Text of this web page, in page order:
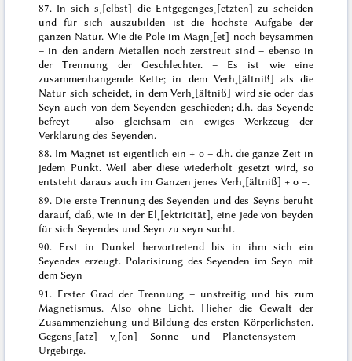
87. In sich s˖[elbst] die Entgegenges˖[etzten] zu scheiden
und für sich auszubilden ist die höchste Aufgabe der
ganzen Natur. Wie die Pole im Magn˖[et] noch beysammen
– in den andern Metallen noch zerstreut sind – ebenso in
der Trennung der Geschlechter. – Es ist wie eine
zusammenhangende Kette; in dem Verh˖[ältniß] als die
Natur sich scheidet, in dem Verh˖[ältniß] wird sie oder das
Seyn auch von dem Seyenden geschieden; d.h. das Seyende
befreyt – also gleichsam ein ewiges Werkzeug der
Verklärung des Seyenden.
88. Im Magnet ist eigentlich ein + o – d.h. die ganze Zeit in
jedem Punkt. Weil aber diese wiederholt gesetzt wird, so
entsteht daraus auch im Ganzen jenes Verh˖[ältniß] + o –.
89. Die erste Trennung des Seyenden und des Seyns beruht
darauf, daß, wie in der El˖[ektricität], eine jede von beyden
für sich Seyendes und Seyn zu seyn sucht.
90. Erst in Dunkel hervortretend bis in ihm sich ein
Seyendes erzeugt. Polarisirung des Seyenden im Seyn mit
dem Seyn
91. Erster Grad der Trennung – unstreitig und bis zum
Magnetismus. Also ohne Licht. Hieher die Gewalt der
Zusammenziehung und Bildung des ersten Körperlichsten.
Gegens˖[atz] v˖[on] Sonne und Planetensystem –
Urgebirge.